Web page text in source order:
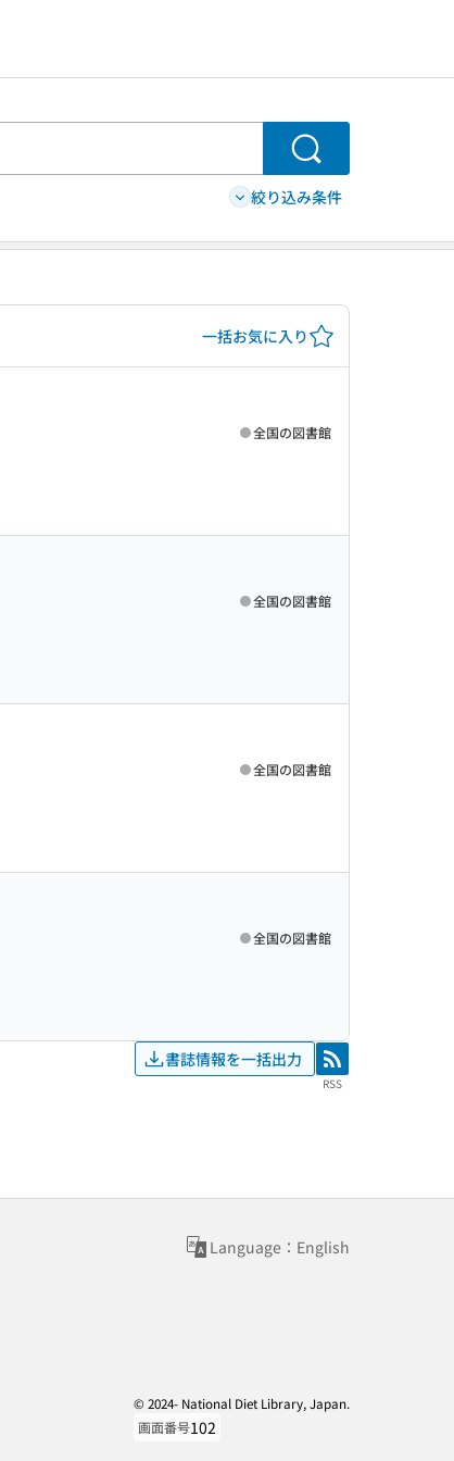
検索
絞り込み条件
一括お気に入り
全国の図書館
全国の図書館
全国の図書館
全国の図書館
書誌情報を一括出力 RSS
RSS
Language：English
© 2024- National Diet Library, Japan.
画面番号102